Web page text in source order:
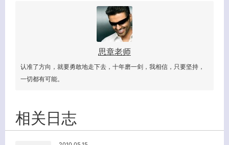
思章老师
认准了方向，就要勇敢地走下去，十年磨一剑，我相信，只要坚持，
一切都有可能。
相关日志